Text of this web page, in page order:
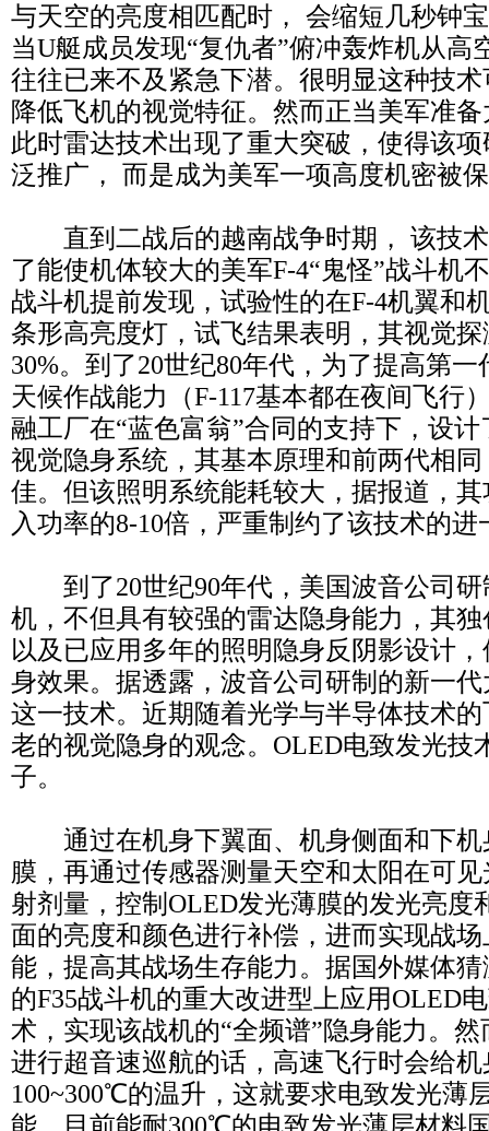
与天空的亮度相匹配时， 会缩短几秒钟
当U艇成员发现“复仇者”俯冲轰炸机从高
往往已来不及紧急下潜。很明显这种技
降低飞机的视觉特征。然而正当美军准
此时雷达技术出现了重大突破，使得该
泛推广， 而是成为美军一项高度机密被
直到二战后的越南战争时期， 该技术
了能使机体较大的美军F-4“鬼怪”战斗机
战斗机提前发现，试验性的在F-4机翼和
条形高亮度灯，试飞结果表明，其视觉
30%。到了20世纪80年代，为了提高第一
天候作战能力（F-117基本都在夜间飞行
融工厂在“蓝色富翁”合同的支持下，设
视觉隐身系统，其基本原理和前两代相
佳。但该照明系统能耗较大，据报道，
入功率的8-10倍，严重制约了该技术的进
到了20世纪90年代，美国波音公司研
机，不但具有较强的雷达隐身能力，其
以及已应用多年的照明隐身反阴影设计
身效果。据透露，波音公司研制的新一
这一技术。近期随着光学与半导体技术
老的视觉隐身的观念。OLED电致发光技
子。
通过在机身下翼面、机身侧面和下机
膜，再通过传感器测量天空和太阳在可
射剂量，控制OLED发光薄膜的发光亮度
面的亮度和颜色进行补偿，进而实现战
能，提高其战场生存能力。据国外媒体
的F35战斗机的重大改进型上应用OLED
术，实现该战机的“全频谱”隐身能力。
进行超音速巡航的话，高速飞行时会给
100~300℃的温升，这就要求电致发光薄